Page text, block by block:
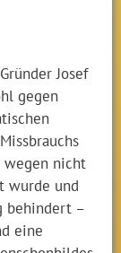
Josef
gegen
wegen nicht
wurde und
behindert –
eine